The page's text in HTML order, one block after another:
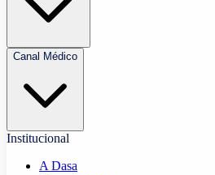
Canal Médico
Institucional
A Dasa